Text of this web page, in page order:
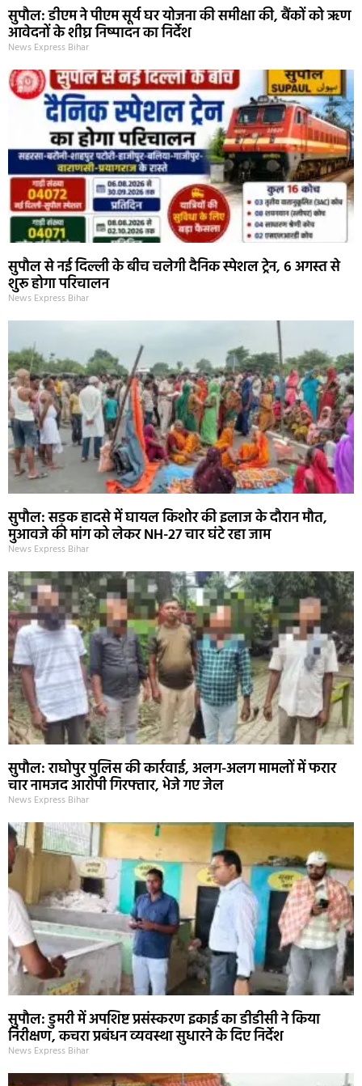
सुपौल: डीएम ने पीएम सूर्य घर योजना की समीक्षा की, बैंकों को ऋण
आवेदनों के शीघ्र निष्पादन का निर्देश
News Express Bihar
सुपौल से नई दिल्ली के बीच चलेगी दैनिक स्पेशल ट्रेन, 6 अगस्त से
शुरू होगा परिचालन
News Express Bihar
सुपौल: सड़क हादसे में घायल किशोर की इलाज के दौरान मौत,
मुआवजे की मांग को लेकर NH-27 चार घंटे रहा जाम
News Express Bihar
सुपौल: राघोपुर पुलिस की कार्रवाई, अलग-अलग मामलों में फरार
चार नामजद आरोपी गिरफ्तार, भेजे गए जेल
News Express Bihar
सुपौल: डुमरी में अपशिष्ट प्रसंस्करण इकाई का डीडीसी ने किया
निरीक्षण, कचरा प्रबंधन व्यवस्था सुधारने के दिए निर्देश
News Express Bihar